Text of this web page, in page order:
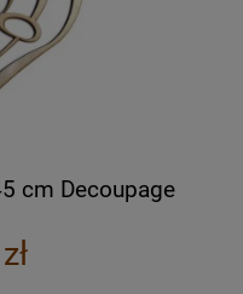
cm Decoupage